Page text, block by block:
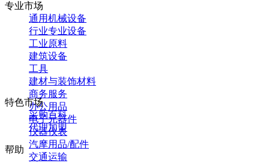
专业市场
通用机械设备
行业专业设备
工业原料
建筑设备
工具
建材与装饰材料
商务服务
办公用品
电子元器件
仪器仪表
汽摩用品/配件
交通运输
特色市场
采购百科
代理加盟
帮助